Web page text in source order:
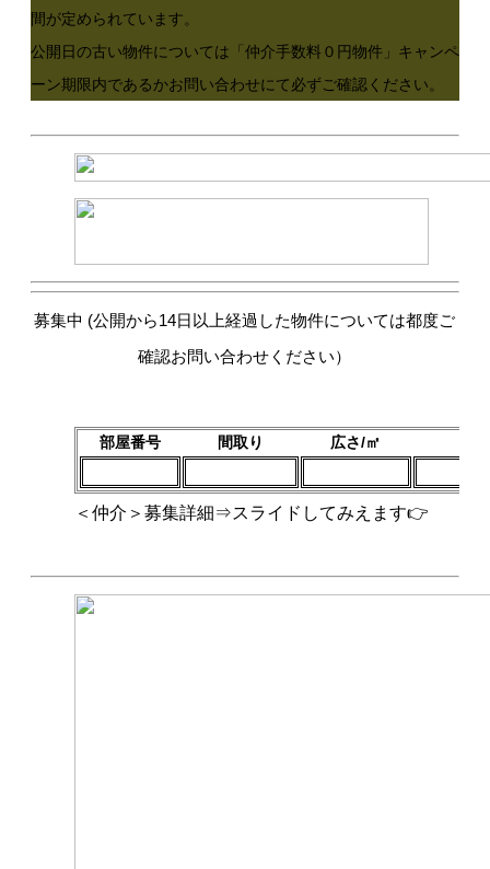
間が定められています。
公開日の古い物件については「仲介手数料０円物件」キャンペ
ーン期限内であるかお問い合わせにて必ずご確認ください。
募集中 (公開から14日以上経過した物件については都度ご
確認お問い合わせください）
部屋番号 間取り 広さ/㎡
＜仲介＞募集詳細⇒スライドしてみえます👉